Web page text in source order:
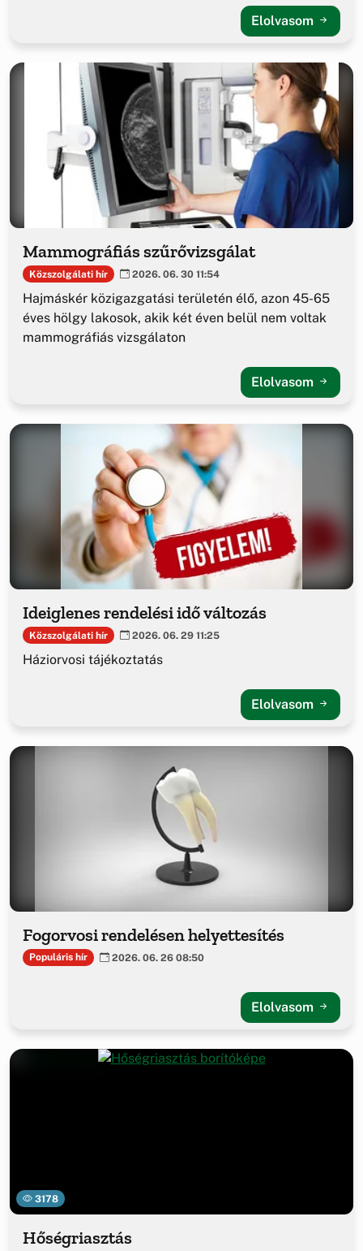
Elolvasom
Mammográfiás szűrővizsgálat
Közszolgálati hír 2026. 06. 30 11:54
Hajmáskér közigazgatási területén élő, azon 45-65
éves hölgy lakosok, akik két éven belül nem voltak
mammográfiás vizsgálaton
Elolvasom
Ideiglenes rendelési idő változás
Közszolgálati hír 2026. 06. 29 11:25
Háziorvosi tájékoztatás
Elolvasom
Fogorvosi rendelésen helyettesítés
Populáris hír 2026. 06. 26 08:50
Elolvasom
3178
Hőségriasztás